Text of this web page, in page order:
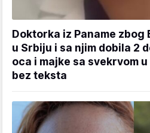
Doktorka iz Paname
u Srbiju i sa njim dobila 2
oca i majke sa svekrvom
bez teksta